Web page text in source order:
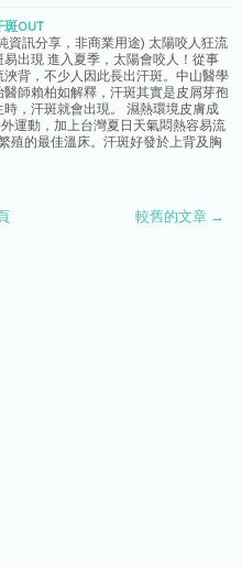
OUT
資訊分享，非商業用途) 太陽咬人狂流
出現 進入夏季，太陽會咬人！從事
背，不少人因此長出汗斑。中山醫學
師賴柏如解釋，汗斑其實是皮屑芽孢
，汗斑就會出現。 濕熱環境皮膚成
運動，加上台灣夏日天氣悶熱容易流
殖的最佳溫床。汗斑好發於上背及胸
較舊的文章 →